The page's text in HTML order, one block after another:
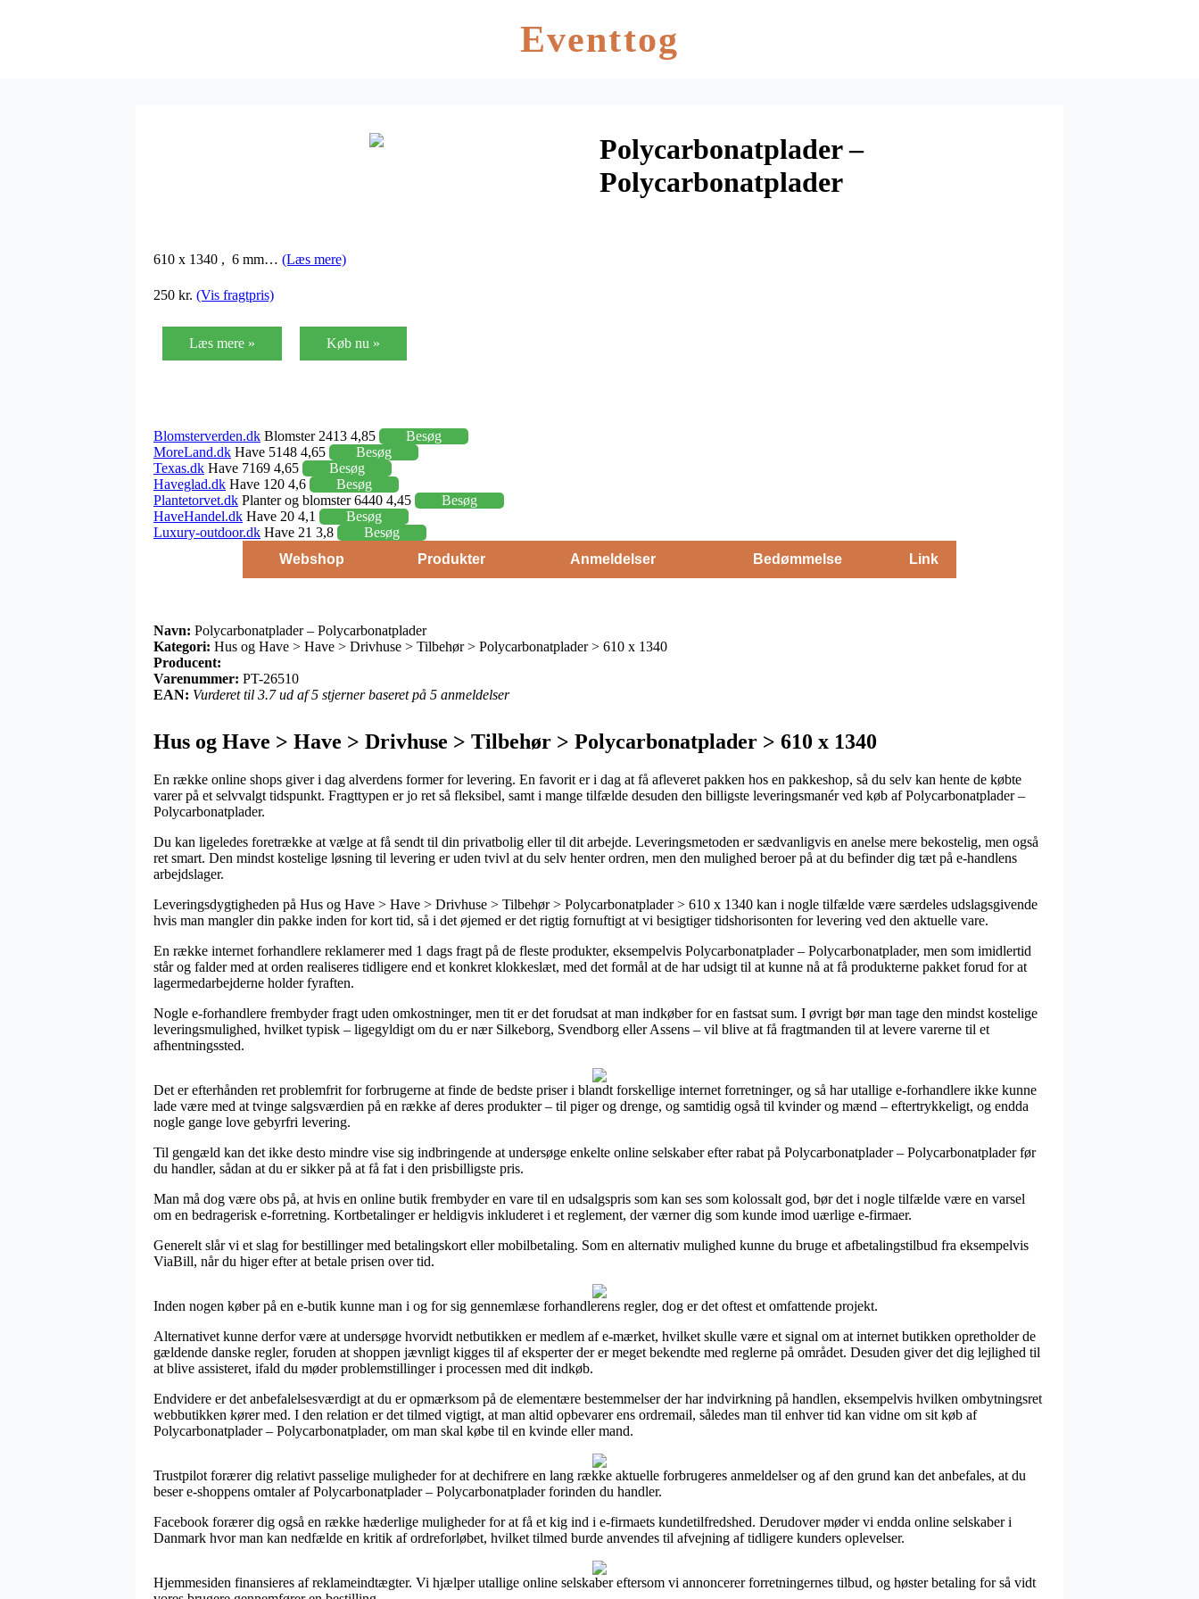
Eventtog
Polycarbonatplader –
Polycarbonatplader
610 x 1340 ,  6 mm… (Læs mere)
250 kr. (Vis fragtpris)
Læs mere » Køb nu »
Blomsterverden.dk Blomster 2413 4,85
Besøg
MoreLand.dk Have 5148 4,65
Besøg
Texas.dk Have 7169 4,65
Besøg
Haveglad.dk Have 120 4,6
Besøg
Plantetorvet.dk Planter og blomster 6440 4,45
Besøg
HaveHandel.dk Have 20 4,1
Besøg
Luxury-outdoor.dk Have 21 3,8
Besøg
Webshop
Produkter Anmeldelser Bedømmelse Link
Navn: Polycarbonatplader – Polycarbonatplader
Kategori: Hus og Have > Have > Drivhuse > Tilbehør > Polycarbonatplader > 610 x 1340
Producent:
Varenummer: PT-26510
EAN: Vurderet til 3.7 ud af 5 stjerner baseret på 5 anmeldelser
Hus og Have > Have > Drivhuse > Tilbehør > Polycarbonatplader > 610 x 1340
En række online shops giver i dag alverdens former for levering. En favorit er i dag at få afleveret pakken hos en pakkeshop, så du selv kan hente de købte
varer på et selvvalgt tidspunkt. Fragttypen er jo ret så fleksibel, samt i mange tilfælde desuden den billigste leveringsmanér ved køb af Polycarbonatplader –
Polycarbonatplader.
Du kan ligeledes foretrække at vælge at få sendt til din privatbolig eller til dit arbejde. Leveringsmetoden er sædvanligvis en anelse mere bekostelig, men også
ret smart. Den mindst kostelige løsning til levering er uden tvivl at du selv henter ordren, men den mulighed beroer på at du befinder dig tæt på e-handlens
arbejdslager.
Leveringsdygtigheden på Hus og Have > Have > Drivhuse > Tilbehør > Polycarbonatplader > 610 x 1340 kan i nogle tilfælde være særdeles udslagsgivende
hvis man mangler din pakke inden for kort tid, så i det øjemed er det rigtig fornuftigt at vi besigtiger tidshorisonten for levering ved den aktuelle vare.
En række internet forhandlere reklamerer med 1 dags fragt på de fleste produkter, eksempelvis Polycarbonatplader – Polycarbonatplader, men som imidlertid
står og falder med at orden realiseres tidligere end et konkret klokkeslæt, med det formål at de har udsigt til at kunne nå at få produkterne pakket forud for at
lagermedarbejderne holder fyraften.
Nogle e-forhandlere frembyder fragt uden omkostninger, men tit er det forudsat at man indkøber for en fastsat sum. I øvrigt bør man tage den mindst kostelige
leveringsmulighed, hvilket typisk – ligegyldigt om du er nær Silkeborg, Svendborg eller Assens – vil blive at få fragtmanden til at levere varerne til et
afhentningssted.
Det er efterhånden ret problemfrit for forbrugerne at finde de bedste priser i blandt forskellige internet forretninger, og så har utallige e-forhandlere ikke kunne
lade være med at tvinge salgsværdien på en række af deres produkter – til piger og drenge, og samtidig også til kvinder og mænd – eftertrykkeligt, og endda
nogle gange love gebyrfri levering.
Til gengæld kan det ikke desto mindre vise sig indbringende at undersøge enkelte online selskaber efter rabat på Polycarbonatplader – Polycarbonatplader før
du handler, sådan at du er sikker på at få fat i den prisbilligste pris.
Man må dog være obs på, at hvis en online butik frembyder en vare til en udsalgspris som kan ses som kolossalt god, bør det i nogle tilfælde være en varsel
om en bedragerisk e-forretning. Kortbetalinger er heldigvis inkluderet i et reglement, der værner dig som kunde imod uærlige e-firmaer.
Generelt slår vi et slag for bestillinger med betalingskort eller mobilbetaling. Som en alternativ mulighed kunne du bruge et afbetalingstilbud fra eksempelvis
ViaBill, når du higer efter at betale prisen over tid.
Inden nogen køber på en e-butik kunne man i og for sig gennemlæse forhandlerens regler, dog er det oftest et omfattende projekt.
Alternativet kunne derfor være at undersøge hvorvidt netbutikken er medlem af e-mærket, hvilket skulle være et signal om at internet butikken opretholder de
gældende danske regler, foruden at shoppen jævnligt kigges til af eksperter der er meget bekendte med reglerne på området. Desuden giver det dig lejlighed til
at blive assisteret, ifald du møder problemstillinger i processen med dit indkøb.
Endvidere er det anbefalelsesværdigt at du er opmærksom på de elementære bestemmelser der har indvirkning på handlen, eksempelvis hvilken ombytningsret
webbutikken kører med. I den relation er det tilmed vigtigt, at man altid opbevarer ens ordremail, således man til enhver tid kan vidne om sit køb af
Polycarbonatplader – Polycarbonatplader, om man skal købe til en kvinde eller mand.
Trustpilot forærer dig relativt passelige muligheder for at dechifrere en lang række aktuelle forbrugeres anmeldelser og af den grund kan det anbefales, at du
beser e-shoppens omtaler af Polycarbonatplader – Polycarbonatplader forinden du handler.
Facebook forærer dig også en række hæderlige muligheder for at få et kig ind i e-firmaets kundetilfredshed. Derudover møder vi endda online selskaber i
Danmark hvor man kan nedfælde en kritik af ordreforløbet, hvilket tilmed burde anvendes til afvejning af tidligere kunders oplevelser.
Hjemmesiden finansieres af reklameindtægter. Vi hjælper utallige online selskaber eftersom vi annoncerer forretningernes tilbud, og høster betaling for så vidt